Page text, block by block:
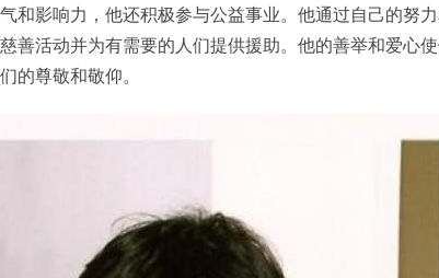
和影响力，他还积极参与公益事业。他通过自己的努
善活动并为有需要的人们提供援助。他的善举和爱心
的尊敬和敬仰。